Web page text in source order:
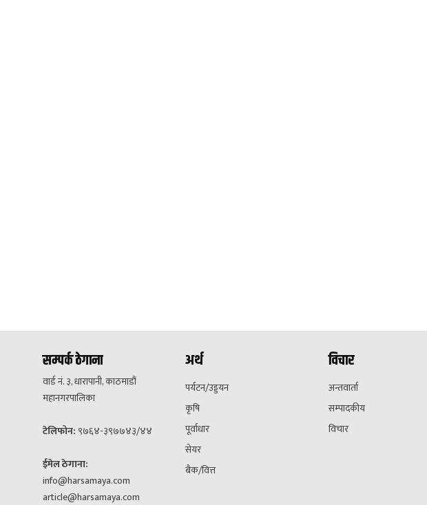
सम्पर्क ठेगाना
वार्ड नं. ३, धारापानी, काठमाडौं
महानगरपालिका
टेलिफोन: ९७६४-३९७७४३/४४
ईमेल ठेगाना:
info@harsamaya.com
article@harsamaya.com
अर्थ
पर्यटन/उड्डयन
कृषि
पूर्वाधार
सेयर
बैक/वित्त
विचार
अन्तवार्ता
सम्पादकीय
विचार